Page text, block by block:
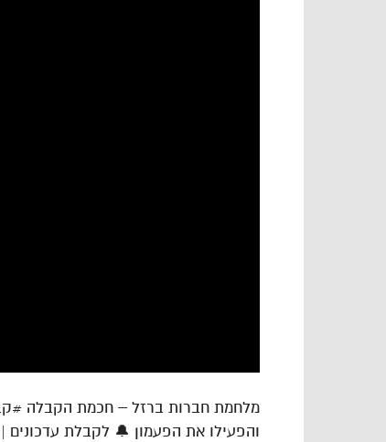
מלחמת חברות ברזל – חכמת הקבלה
והפעילו את הפעמון 🔔 לקבלת עדכונים